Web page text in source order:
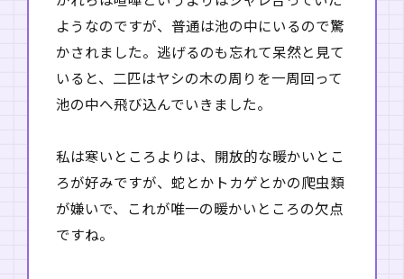
ようなのですが、普通は池の中にいるので驚
かされました。逃げるのも忘れて呆然と見て
いると、二匹はヤシの木の周りを一周回って
池の中へ飛び込んでいきました。
私は寒いところよりは、開放的な暖かいとこ
ろが好みですが、蛇とかトカゲとかの爬虫類
が嫌いで、これが唯一の暖かいところの欠点
ですね。